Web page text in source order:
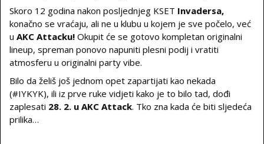
Skoro 12 godina nakon posljednjeg KSET Invadersa,
konačno se vraćaju, ali ne u klubu u kojem je sve počelo, već
u AKC Attacku! Okupit će se gotovo kompletan originalni
lineup, spreman ponovo napuniti plesni podij i vratiti
atmosferu u originalni party vibe.
Bilo da želiš još jednom opet zapartijati kao nekada
(#IYKYK), ili iz prve ruke vidjeti kako je to bilo tad, dođi
zaplesati 28. 2. u AKC Attack. Tko zna kada će biti sljedeća
prilika…